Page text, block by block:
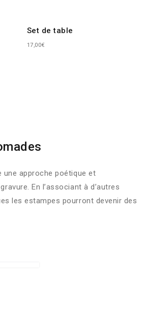
Set de table
17,00€
approche poétique et
En l’associant à d’autres
les estampes pourront devenir des